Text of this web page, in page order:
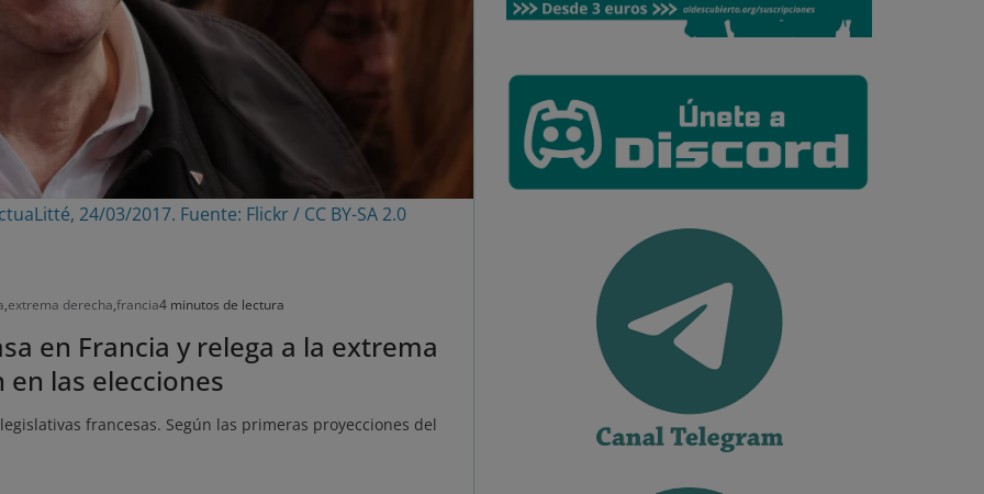
24/03/2017. Fuente: Flickr / CC BY-SA 2.0
,extrema derecha,francia4 minutos de lectura
en Francia y relega a la extrema
las elecciones
francesas. Según las primeras proyecciones del